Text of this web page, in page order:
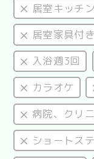
居室キッチ
居室家具付き
入浴週3回
カラオケ
病院、クリ
ショートス